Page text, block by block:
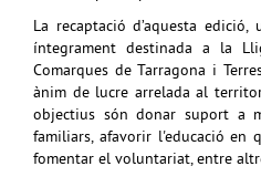
La recaptació d’aquesta
íntegrament destinada a la
Comarques de Tarragona i
ànim de lucre arrelada al
objectius són donar suport a
familiars, afavorir l'educació en
fomentar el voluntariat, entre